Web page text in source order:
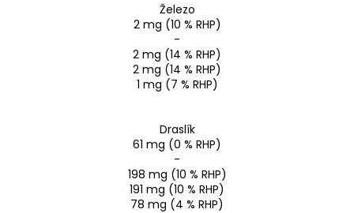
Železo
2 mg (10 % RHP)
-
2 mg (14 % RHP)
2 mg (14 % RHP)
1 mg (7 % RHP)
Draslík
61 mg (0 % RHP)
-
198 mg (10 % RHP)
191 mg (10 % RHP)
78 mg (4 % RHP)